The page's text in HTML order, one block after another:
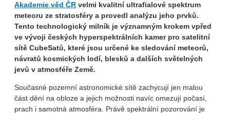
Akademie věd ČR velmi kvalitní ultrafialové spektrum
meteoru ze stratosféry a provedl analýzu jeho prvků.
Tento technologický milník je významným krokem vpřed
ve vývoji českých hyperspektrálních kamer pro satelitní
sítě CubeSatů, které jsou určené ke sledování meteorů,
návratů kosmických lodí, blesků a dalších světelných
jevů v atmosféře Země.
Současné pozemní astronomické sítě zachycují jen malou
část dění na obloze a jejich možnosti navíc omezují počasí,
prach i samotná atmosféra. Právě spektrální pozorování je